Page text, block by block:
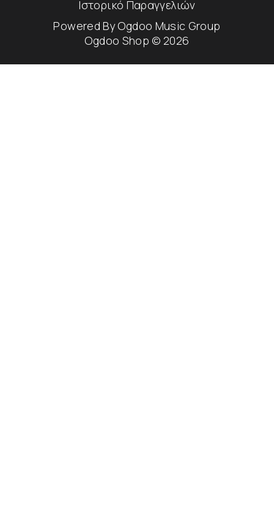
Ιστορικό Παραγγελιών
Powered ByOgdoo Music Group
Ogdoo Shop © 2026